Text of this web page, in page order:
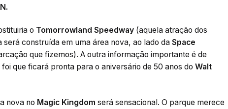
o Tomorrowland Speedway (aquela atração dos
construída em uma área nova, ao lado da Space
que fizemos). A outra informação importante é de
que ficará pronta para o aniversário de 50 anos do Walt
nova no Magic Kingdom será sensacional. O parque merece